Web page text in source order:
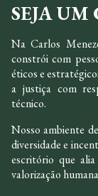
SEJA
Na Carlos
constrói com
éticos e
a justiça com
técnico.
Nosso ambiente
diversidade e
escritório que
valorização